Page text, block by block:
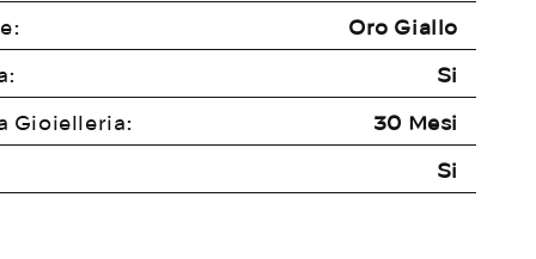
Oro Giallo
Si
Gioielleria: 30 Mesi
Si